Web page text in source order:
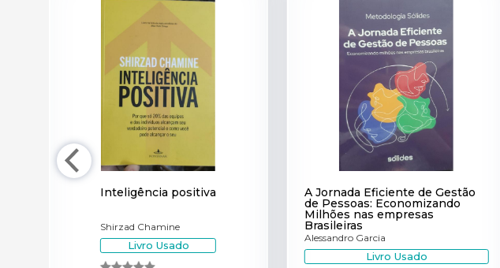
Inteligência positiva
Shirzad Chamine
Livro Usado
A Jornada Eficiente de Gestão
de Pessoas: Economizando
Milhões nas empresas
Brasileiras
Alessandro Garcia
Livro Usado